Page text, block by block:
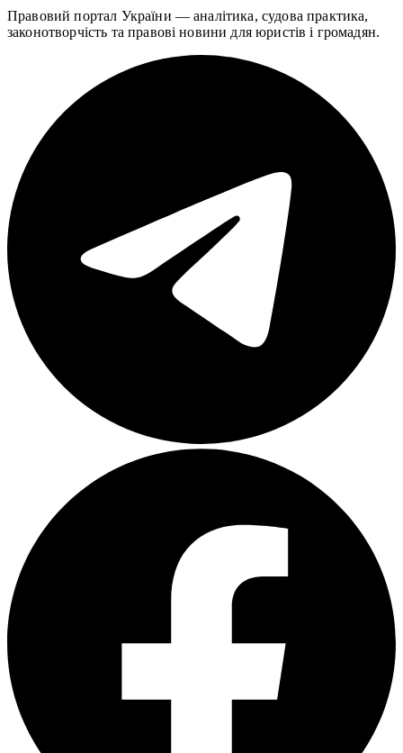
Правовий портал України — аналітика, судова практика,
законотворчість та правові новини для юристів і громадян.